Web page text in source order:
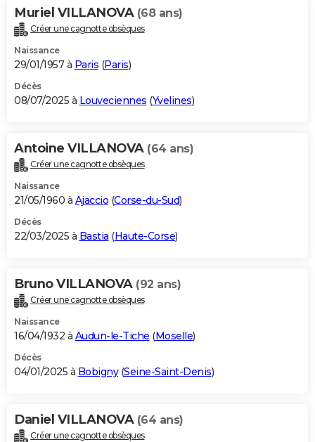
Muriel VILLANOVA (68 ans)
Créer une cagnotte obsèques
Naissance
29/01/1957 à Paris (Paris)
Décès
08/07/2025 à Louveciennes (Yvelines)
Antoine VILLANOVA (64 ans)
Créer une cagnotte obsèques
Naissance
21/05/1960 à Ajaccio (Corse-du-Sud)
Décès
22/03/2025 à Bastia (Haute-Corse)
Bruno VILLANOVA (92 ans)
Créer une cagnotte obsèques
Naissance
16/04/1932 à Audun-le-Tiche (Moselle)
Décès
04/01/2025 à Bobigny(Seine-Saint-Denis)
Daniel VILLANOVA (64 ans)
Créer une cagnotte obsèques